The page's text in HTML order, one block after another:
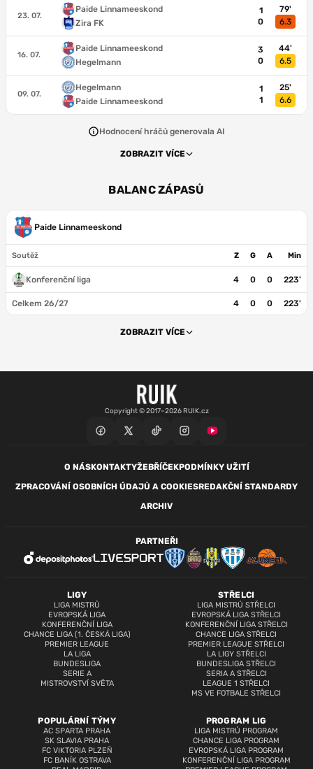
23. 07.
Paide Linnameeskond
Zira FK
1
0
79'
6.3
16. 07.
Paide Linnameeskond
Hegelmann
3
0
44'
6.5
09. 07.
Hegelmann
Paide Linnameeskond
1
1
25'
6.6
Hodnocení hráčů generovala AI
ZOBRAZIT VÍCE
BALANC ZÁPASŮ
Paide Linnameeskond
Soutěž Z G A Min
Konferenční liga 4 0 0 223'
Celkem 26/27 4 0 0 223'
ZOBRAZIT VÍCE
Copyright © 2017–2026 RUIK.cz
O NÁSKONTAKTYŽEBŘÍČEKPODMÍNKY UŽITÍ
ZPRACOVÁNÍ OSOBNÍCH ÚDAJŮ A COOKIESREDAKČNÍ STANDARDY
ARCHIV
LIGY
LIGA MISTRŮ
EVROPSKÁ LIGA
KONFERENČNÍ LIGA
CHANCE LIGA (1. ČESKÁ LIGA)
PREMIER LEAGUE
LA LIGA
BUNDESLIGA
SERIE A
MISTROVSTVÍ SVĚTA
STŘELCI
LIGA MISTRŮ STŘELCI
EVROPSKÁ LIGA STŘELCI
KONFERENČNÍ LIGA STŘELCI
CHANCE LIGA STŘELCI
PREMIER LEAGUE STŘELCI
LA LIGY STŘELCI
BUNDESLIGA STŘELCI
SERIA A STŘELCI
LEAGUE 1 STŘELCI
MS VE FOTBALE STŘELCI
POPULÁRNÍ TÝMY
AC SPARTA PRAHA
SK SLAVIA PRAHA
FC VIKTORIA PLZEŇ
FC BANÍK OSTRAVA
PROGRAM LIG
LIGA MISTRŮ PROGRAM
CHANCE LIGA PROGRAM
EVROPSKÁ LIGA PROGRAM
KONFERENČNÍ LIGA PROGRAM
PARTNEŘI